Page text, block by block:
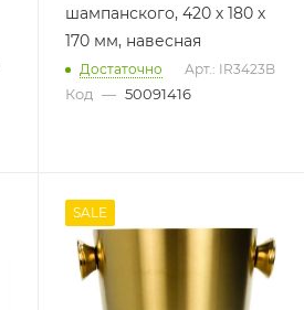
шампанского, 420 х 180 х
170 мм, навесная
Достаточно Арт.: IR3423B
Код — 50091416
SALE